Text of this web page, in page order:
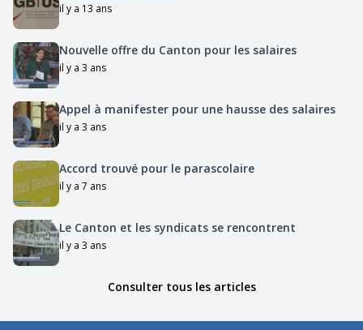
il y a 13 ans
Nouvelle offre du Canton pour les salaires
il y a 3 ans
Appel à manifester pour une hausse des salaires
il y a 3 ans
Accord trouvé pour le parascolaire
il y a 7 ans
Le Canton et les syndicats se rencontrent
il y a 3 ans
Consulter tous les articles